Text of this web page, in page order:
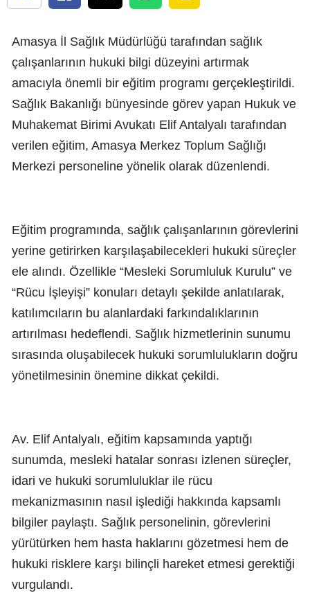
Amasya İl Sağlık Müdürlüğü tarafından sağlık
çalışanlarının hukuki bilgi düzeyini artırmak
amacıyla önemli bir eğitim programı gerçekleştirildi.
Sağlık Bakanlığı bünyesinde görev yapan Hukuk ve
Muhakemat Birimi Avukatı Elif Antalyalı tarafından
verilen eğitim, Amasya Merkez Toplum Sağlığı
Merkezi personeline yönelik olarak düzenlendi.
Eğitim programında, sağlık çalışanlarının görevlerini
yerine getirirken karşılaşabilecekleri hukuki süreçler
ele alındı. Özellikle “Mesleki Sorumluluk Kurulu” ve
“Rücu İşleyişi” konuları detaylı şekilde anlatılarak,
katılımcıların bu alanlardaki farkındalıklarının
artırılması hedeflendi. Sağlık hizmetlerinin sunumu
sırasında oluşabilecek hukuki sorumlulukların doğru
yönetilmesinin önemine dikkat çekildi.
Av. Elif Antalyalı, eğitim kapsamında yaptığı
sunumda, mesleki hatalar sonrası izlenen süreçler,
idari ve hukuki sorumluluklar ile rücu
mekanizmasının nasıl işlediği hakkında kapsamlı
bilgiler paylaştı. Sağlık personelinin, görevlerini
yürütürken hem hasta haklarını gözetmesi hem de
hukuki risklere karşı bilinçli hareket etmesi gerektiği
vurgulandı.